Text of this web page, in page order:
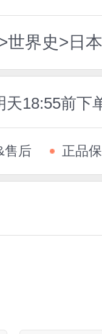
世界史>日
18:55前下
售后 正品